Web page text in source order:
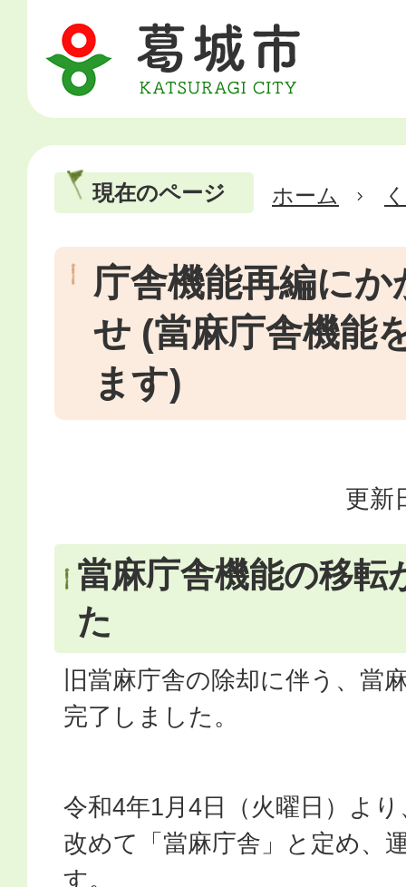
現在のページ ホーム
庁舎機能再編に
せ (當麻庁舎機能
ます)
更新
當麻庁舎機能の移転
た
旧當麻庁舎の除却に伴う、當
完了しました。
令和4年1月4日（火曜日）よ
改めて「當麻庁舎」と定め、
す。